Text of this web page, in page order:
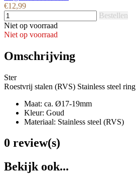
€12,99
Bestellen
Niet op voorraad
Niet op voorraad
Omschrijving
Ster
Roestvrij stalen (RVS) Stainless steel ring
Maat: ca. Ø17-19mm
Kleur: Goud
Materiaal: Stainless steel (RVS)
0 review(s)
Bekijk ook...